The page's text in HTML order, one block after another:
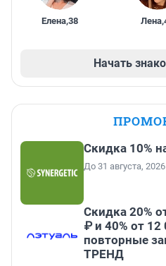
Елена,38 Лена,
Начать
Скидка 10%
До 31 августа, 2026
Скидка 20%
₽ и 40% от
повторные
ТРЕНД